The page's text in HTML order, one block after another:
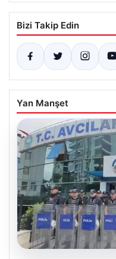
Bizi Takip Edin
Yan Manşet